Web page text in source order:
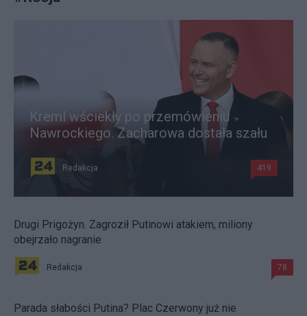
Kreml wściekły po przemówieniu
Nawrockiego. Zacharowa dostała szału
Redakcja 419
Drugi Prigożyn. Zagroził Putinowi atakiem, miliony
obejrzało nagranie
Redakcja 78
Parada słabości Putina? Plac Czerwony już nie